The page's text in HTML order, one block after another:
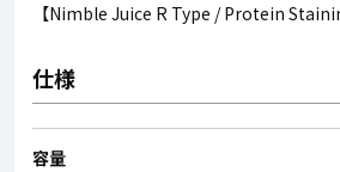
【Nimble Juice R Type / Protein
仕様
容量